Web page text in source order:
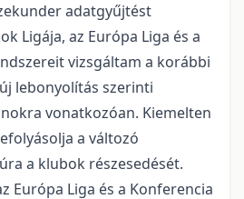
adatgyűjtést
Ligája, az Európa Liga és a
vizsgáltam a korábbi
lebonyolítás szerinti
vonatkozóan. Kiemelten
a változó
a klubok részesedését.
Európa Liga és a Konferencia